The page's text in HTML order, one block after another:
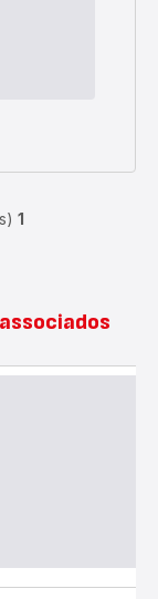
1